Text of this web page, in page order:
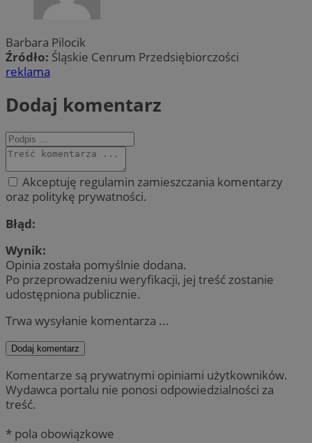
Barbara Pilocik
Źródło: Śląskie Cenrum Przedsiębiorczości
reklama
Dodaj komentarz
Akceptuję regulamin zamieszczania komentarzy
oraz politykę prywatności.
Błąd:
Wynik:
Opinia została pomyślnie dodana.
Po przeprowadzeniu weryfikacji, jej treść zostanie
udostępniona publicznie.
Trwa wysyłanie komentarza ...
Dodaj komentarz
Komentarze są prywatnymi opiniami użytkowników.
Wydawca portalu nie ponosi odpowiedzialności za
treść.
* pola obowiązkowe